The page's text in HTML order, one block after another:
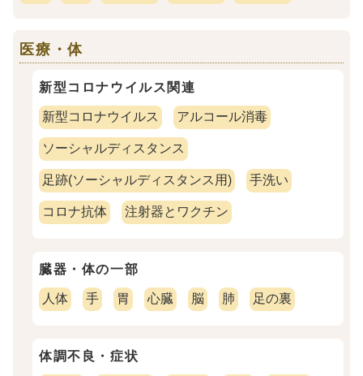
医療・体
新型コロナウイルス関連
新型コロナウイルス アルコール消毒
ソーシャルディスタンス
足跡(ソーシャルディスタンス用) 手洗い
コロナ抗体 注射器とワクチン
臓器・体の一部
人体 手 胃 心臓 脳 肺 足の裏
体調不良・症状